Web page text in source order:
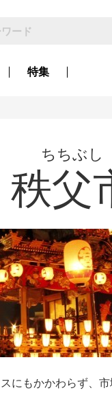
特集
秩父
ちちぶし
もかかわらず、